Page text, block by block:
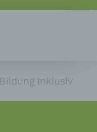
Bildung Inklusiv